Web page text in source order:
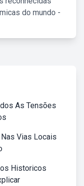
do mundo -
As Tensões
Vias Locais
Historicos